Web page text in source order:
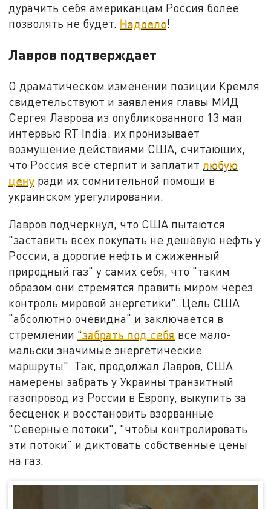
дурачить себя американцам Россия более
позволять не будет. Надоело!
Лавров подтверждает
О драматическом изменении позиции Кремля
свидетельствуют и заявления главы МИД
Сергея Лаврова из опубликованного 13 мая
интервью RT India: их пронизывает
возмущение действиями США, считающих,
что Россия всё стерпит и заплатитлюбую
цену ради их сомнительной помощи в
украинском урегулировании.
Лавров подчеркнул, что США пытаются
"заставить всех покупать не дешёвую нефть у
России, а дорогие нефть и сжиженный
природный газ" у самих себя, что "таким
образом они стремятся править миром через
контроль мировой энергетики". Цель США
"абсолютно очевидна" и заключается в
стремлении "забрать под себя все мало-
мальски значимые энергетические
маршруты". Так, продолжал Лавров, США
намерены забрать у Украины транзитный
газопровод из России в Европу, выкупить за
бесценок и восстановить взорванные
"Северные потоки", "чтобы контролировать
эти потоки" и диктовать собственные цены
на газ.